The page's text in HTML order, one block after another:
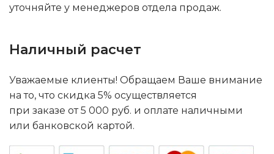
уточняйте у менеджеров отдела продаж.
Наличный расчет
Уважаемые клиенты! Обращаем Ваше внимание
на то, что скидка 5% осуществляется
при заказе от 5 000 руб. и оплате наличными
или банковской картой.